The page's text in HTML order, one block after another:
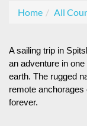
Home All
A sailing trip in
an adventure in
earth. The rugged
remote
forever.